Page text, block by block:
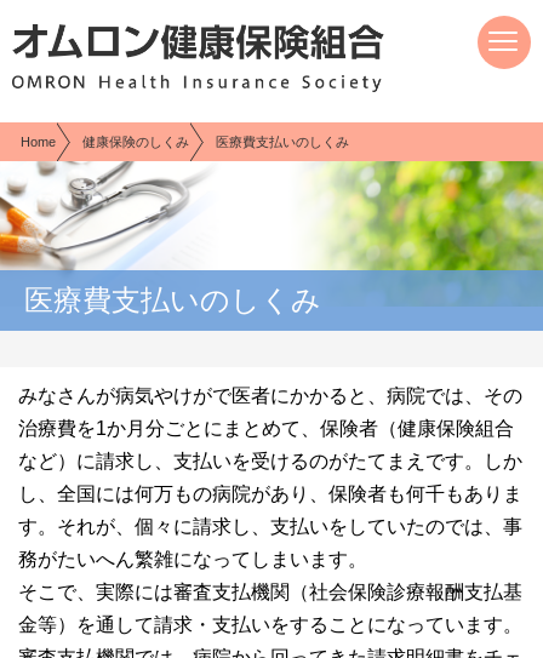
Home 健康保険のしくみ 医療費支払いのしくみ
医療費支払いのしくみ
みなさんが病気やけがで医者にかかると、病院では、その
治療費を1か月分ごとにまとめて、保険者（健康保険組合
など）に請求し、支払いを受けるのがたてまえです。しか
し、全国には何万もの病院があり、保険者も何千もありま
す。それが、個々に請求し、支払いをしていたのでは、事
務がたいへん繁雑になってしまいます。
そこで、実際には審査支払機関（社会保険診療報酬支払基
金等）を通して請求・支払いをすることになっています。